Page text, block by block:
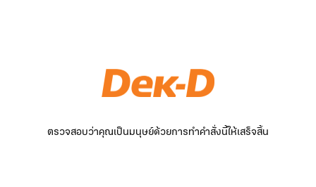
ตรวจสอบว่าคุณเป็นมนุษย์ด้วยการทำคำสั่งนี้ให้เสร็จสิ้น